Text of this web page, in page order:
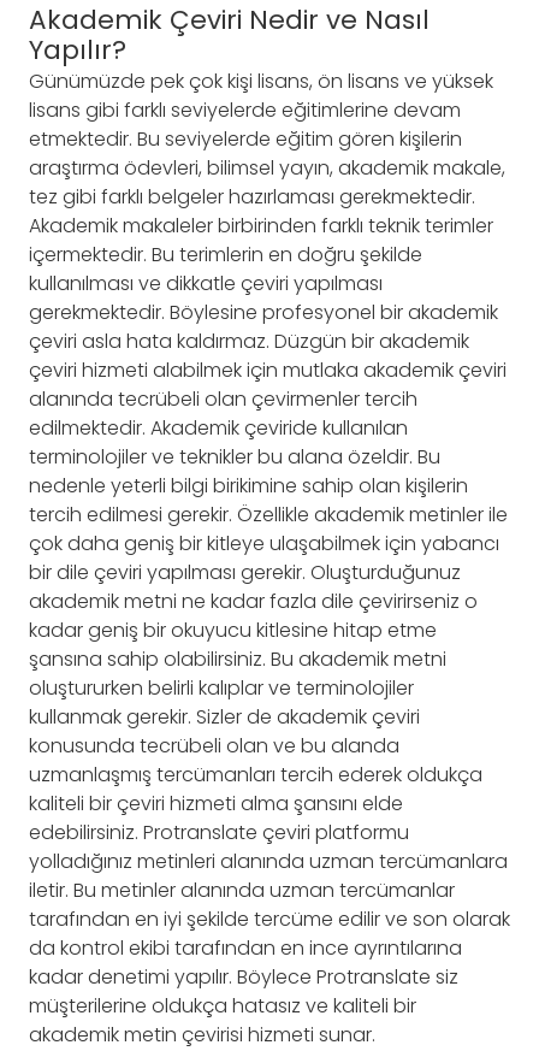
Akademik Çeviri Nedir ve Nasıl
Yapılır?
Günümüzde pek çok kişi lisans, ön lisans ve yüksek
lisans gibi farklı seviyelerde eğitimlerine devam
etmektedir. Bu seviyelerde eğitim gören kişilerin
araştırma ödevleri, bilimsel yayın, akademik makale,
tez gibi farklı belgeler hazırlaması gerekmektedir.
Akademik makaleler birbirinden farklı teknik terimler
içermektedir. Bu terimlerin en doğru şekilde
kullanılması ve dikkatle çeviri yapılması
gerekmektedir. Böylesine profesyonel bir akademik
çeviri asla hata kaldırmaz. Düzgün bir akademik
çeviri hizmeti alabilmek için mutlaka akademik çeviri
alanında tecrübeli olan çevirmenler tercih
edilmektedir. Akademik çeviride kullanılan
terminolojiler ve teknikler bu alana özeldir. Bu
nedenle yeterli bilgi birikimine sahip olan kişilerin
tercih edilmesi gerekir. Özellikle akademik metinler ile
çok daha geniş bir kitleye ulaşabilmek için yabancı
bir dile çeviri yapılması gerekir. Oluşturduğunuz
akademik metni ne kadar fazla dile çevirirseniz o
kadar geniş bir okuyucu kitlesine hitap etme
şansına sahip olabilirsiniz. Bu akademik metni
oluştururken belirli kalıplar ve terminolojiler
kullanmak gerekir. Sizler de akademik çeviri
konusunda tecrübeli olan ve bu alanda
uzmanlaşmış tercümanları tercih ederek oldukça
kaliteli bir çeviri hizmeti alma şansını elde
edebilirsiniz. Protranslate çeviri platformu
yolladığınız metinleri alanında uzman tercümanlara
iletir. Bu metinler alanında uzman tercümanlar
tarafından en iyi şekilde tercüme edilir ve son olarak
da kontrol ekibi tarafından en ince ayrıntılarına
kadar denetimi yapılır. Böylece Protranslate siz
müşterilerine oldukça hatasız ve kaliteli bir
akademik metin çevirisi hizmeti sunar.